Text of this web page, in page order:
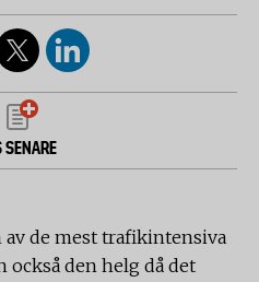
SENARE
de mest trafikintensiva
också den helg då det